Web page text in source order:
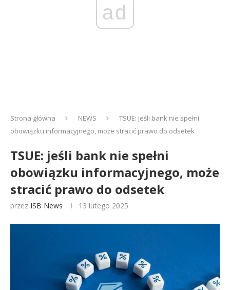
ad
Strona główna NEWS
TSUE: jeśli bank nie spełni
obowiązku informacyjnego, może stracić prawo do odsetek
TSUE: jeśli bank nie spełni
obowiązku informacyjnego, może
stracić prawo do odsetek
przez ISB News 13 lutego 2025